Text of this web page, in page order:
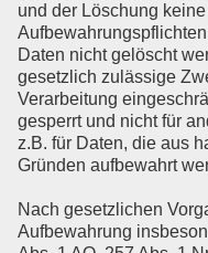
und der Löschung
Daten nicht gelöscht
gesetzlich zulässige
Verarbeitung
gesperrt und nicht für
z.B. für Daten, die aus
Gründen aufbewahrt
Nach gesetzlichen
Aufbewahrung